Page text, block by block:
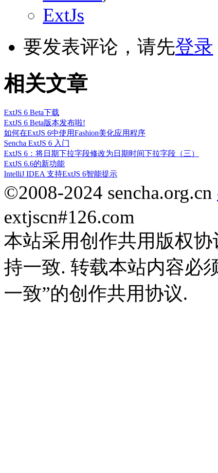
ExtJs
要发表评论，请先登录
相关文章
ExtJS 6 Beta下载
ExtJS 6 Beta版本发布啦!
如何在ExtJS 6中使用Fashion美化应用程序
Sencha ExtJS 6 入门
ExtJS 6：将日期下拉字段修改为日期时间下拉字段（三）
ExtJS 6.6的新功能
IntelliJ IDEA 支持ExtJS 6智能提示
©2008-2024 sencha.org.cn
extjscn#126.com
本站采用创作共用版权
持一致. 转载本站内容必
一致”的创作共用协议.